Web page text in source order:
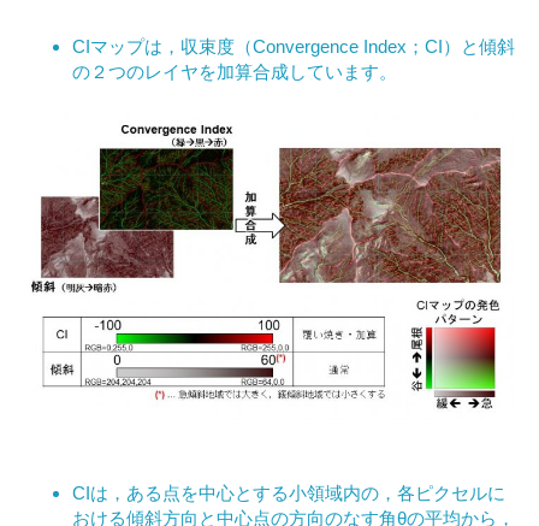
CIマップは，収束度（Convergence Index；CI）と傾斜
の２つのレイヤを加算合成しています。
CIは，ある点を中心とする小領域内の，各ピクセルに
おける傾斜方向と中心点の方向のなす角θの平均から，